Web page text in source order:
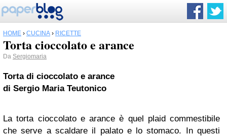
HOME › CUCINA › RICETTE
Torta cioccolato e arance
Da Sergiomaria
Torta di cioccolato e arance
di Sergio Maria Teutonico
La torta cioccolato e arance è quel plaid commestibile
che serve a scaldare il palato e lo stomaco. In questi